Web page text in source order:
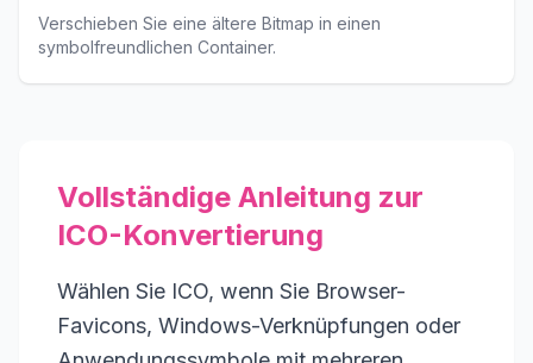
Verschieben Sie eine ältere Bitmap in einen
symbolfreundlichen Container.
Vollständige Anleitung zur
ICO-Konvertierung
Wählen Sie ICO, wenn Sie Browser-
Favicons, Windows-Verknüpfungen oder